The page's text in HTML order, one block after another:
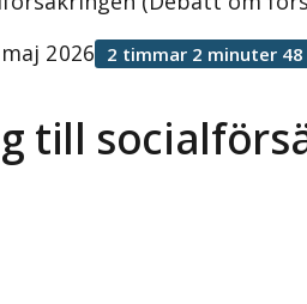
till
2026 2 timmar 2 minuter